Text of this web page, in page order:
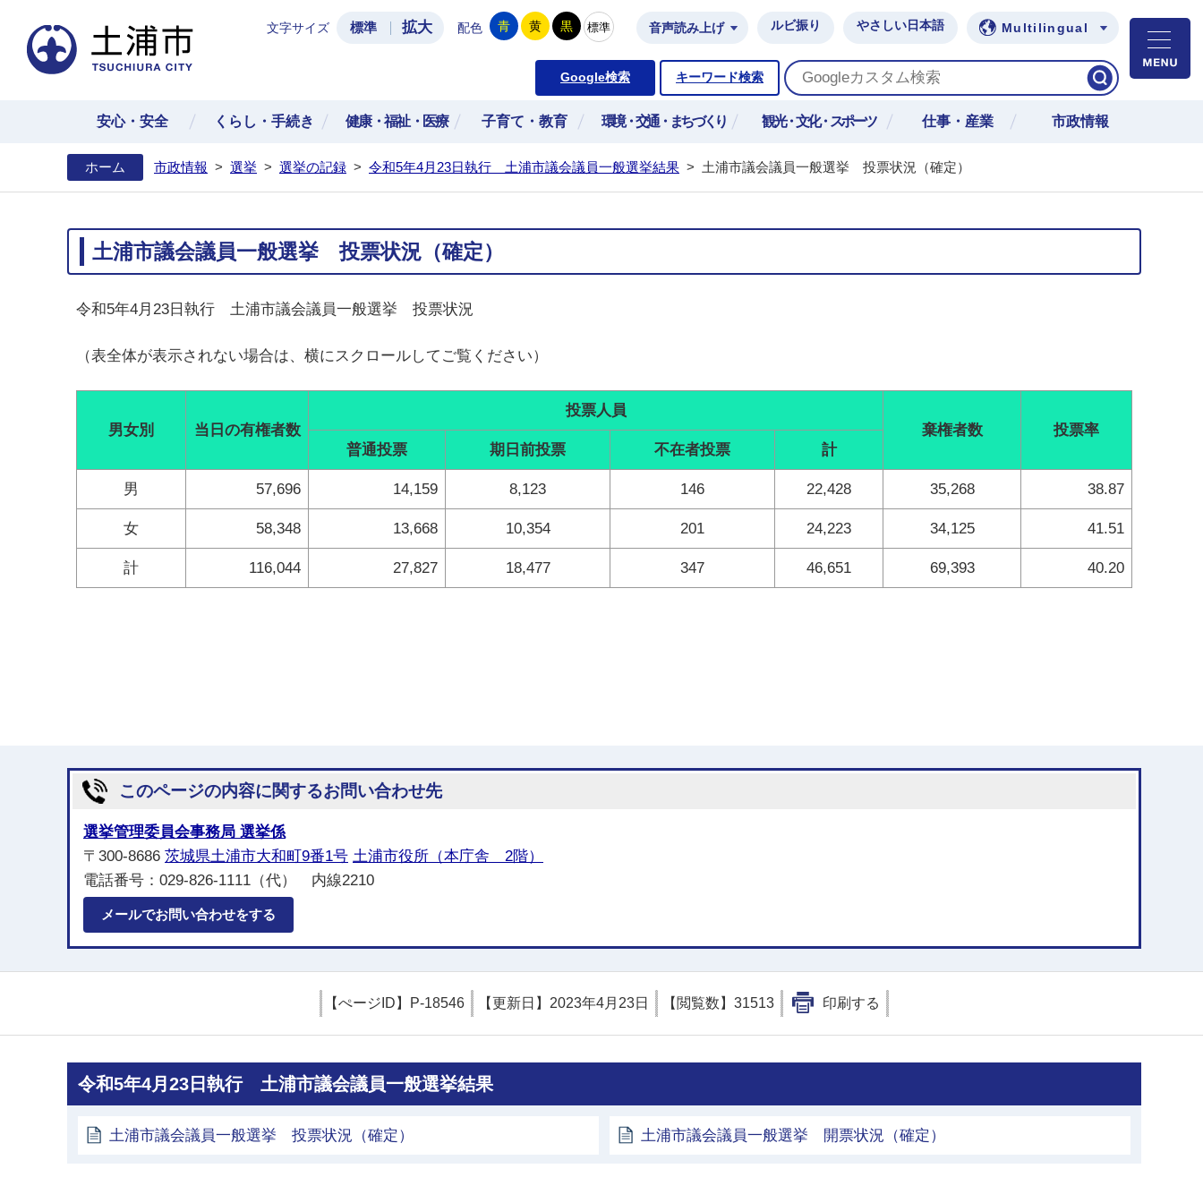
土浦市公式ホームページ
文字サイズ 標準 拡大 配色 青 黄 黒 標準 音声読み上げ ルビ振り やさしい日本語 Multilingual
Google検索 キーワード検索
安心・安全 くらし・手続き 健康・福祉・医療 子育て・教育 環境・交通・まちづくり 観光・文化・スポーツ 仕事・産業 市政情報
ホーム 市政情報 > 選挙 > 選挙の記録 > 令和5年4月23日執行 土浦市議会議員一般選挙結果 > 土浦市議会議員一般選挙 投票状況（確定）
土浦市議会議員一般選挙 投票状況（確定）
令和5年4月23日執行 土浦市議会議員一般選挙 投票状況
（表全体が表示されない場合は、横にスクロールしてご覧ください）
男女別 当日の有権者数
投票人員
棄権者数
投票率
普通投票
期日前投票 不在者投票 計
男 57,696 14,159 8,123 146 22,428 35,268 38.87
女 58,348 13,668 10,354 201 24,223 34,125 41.51
計 116,044 27,827 18,477 347 46,651 69,393 40.20
このページの内容に関するお問い合わせ先
選挙管理委員会事務局 選挙係
〒300-8686 茨城県土浦市大和町9番1号 土浦市役所（本庁舎 2階）
電話番号：029-826-1111（代） 内線2210
メールでお問い合わせをする
【ぺージID】 P-18546 【更新日】 2023年4月23日 【閲覧数】 31513 印刷する
令和5年4月23日執行 土浦市議会議員一般選挙結果
土浦市議会議員一般選挙 投票状況（確定） 土浦市議会議員一般選挙 開票状況（確定）